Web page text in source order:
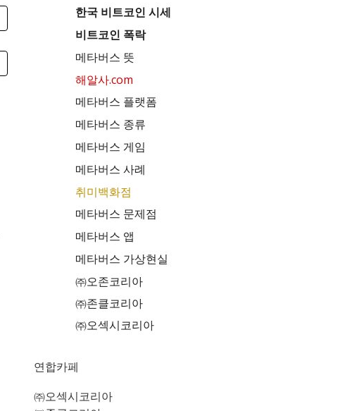
한국 비트코인 시세
비트코인 폭락
메타버스 뜻
해알사.com
메타버스 플랫폼
메타버스 종류
메타버스 게임
메타버스 사례
취미백화점
메타버스 문제점
메타버스 앱
메타버스 가상현실
㈜오존코리아
㈜존클코리아
㈜오섹시코리아
연합카페
㈜오섹시코리아